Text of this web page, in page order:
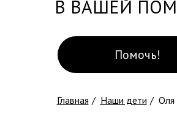
В ВАШЕЙ
Помочь!
Главная Наши дети Оля